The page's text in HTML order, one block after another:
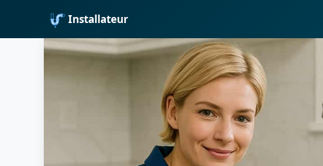
Installateur